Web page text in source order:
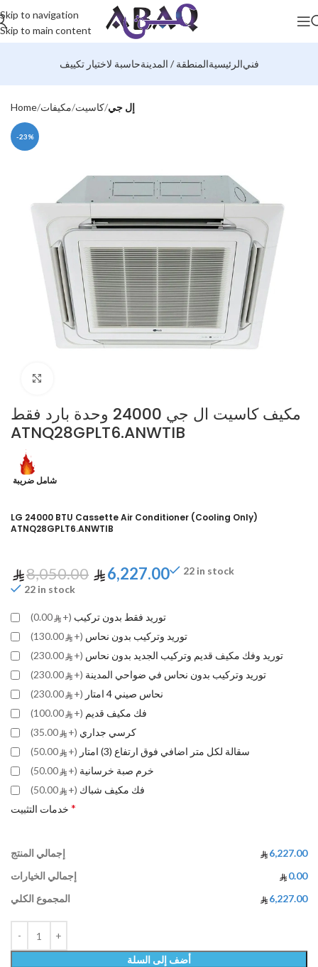
Skip to navigation
Skip to main content
حاسبة لاختيار تكييفالمنطقة / المدينةالرئيسيةفني
Home مكيفات كاسيت إل جي
-23%
مكيف كاسيت ال جي 24000 وحدة بارد فقط
ATNQ28GPLT6.ANWTIB
LG 24000 BTU Cassette Air Conditioner (Cooling Only)
ATNQ28GPLT6.ANWTIB
8,050.00 6,227.00
22 in stock
22 in stock
توريد فقط بدون تركيب (+
0.00)
توريد وتركيب بدون نحاس (+
130.00)
توريد وفك مكيف قديم وتركيب الجديد بدون نحاس (+
230.00)
توريد وتركيب بدون نحاس في ضواحي المدينة (+
230.00)
نحاس صيني 4 امتار
(+
230.00)
فك مكيف قديم (+
100.00)
كرسي جداري (+
35.00)
سقالة لكل متر اضافي فوق ارتفاع (3) امتار
(+
50.00)
خرم صبة خرسانية (+
50.00)
فك مكيف شباك (+
50.00)
خدمات التثبيت *
إجمالي المنتج
6,227.00
إجمالي الخيارات
0.00
المجموع الكلي
6,227.00
أضف إلى السلة